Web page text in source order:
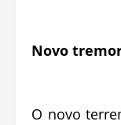
Novo
O novo